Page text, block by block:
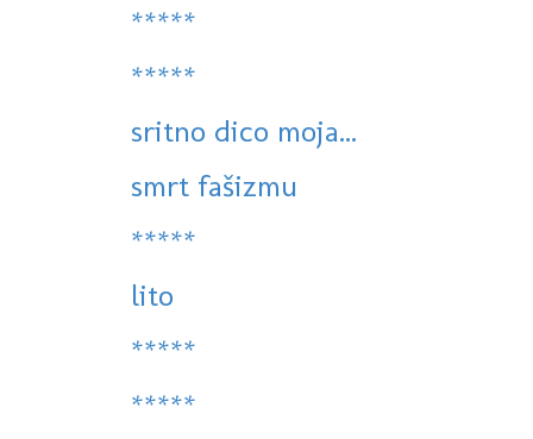
*****
*****
sritno dico moja...
smrt fašizmu
*****
lito
*****
*****